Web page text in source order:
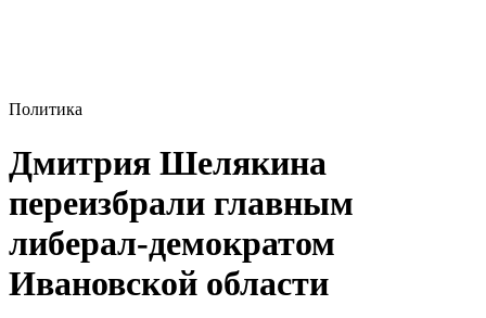
Политика
Дмитрия Шелякина
переизбрали главным
либерал-демократом
Ивановской области